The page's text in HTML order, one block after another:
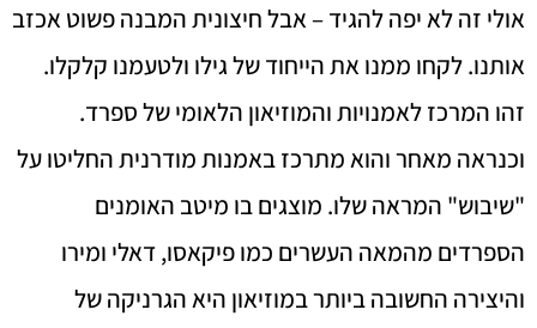
אולי זה לא יפה להגיד – אבל חיצונית המבנה פשוט אכזב
אותנו. לקחו ממנו את הייחוד של גילו ולטעמנו קלקלו.
זהו המרכז לאמנויות והמוזיאון הלאומי של ספרד.
וכנראה מאחר והוא מתרכז באמנות מודרנית החליטו על
"שיבוש" המראה שלו. מוצגים בו מיטב האומנים
הספרדים מהמאה העשרים כמו פיקאסו, דאלי ומירו
והיצירה החשובה ביותר במוזיאון היא הגרניקה של